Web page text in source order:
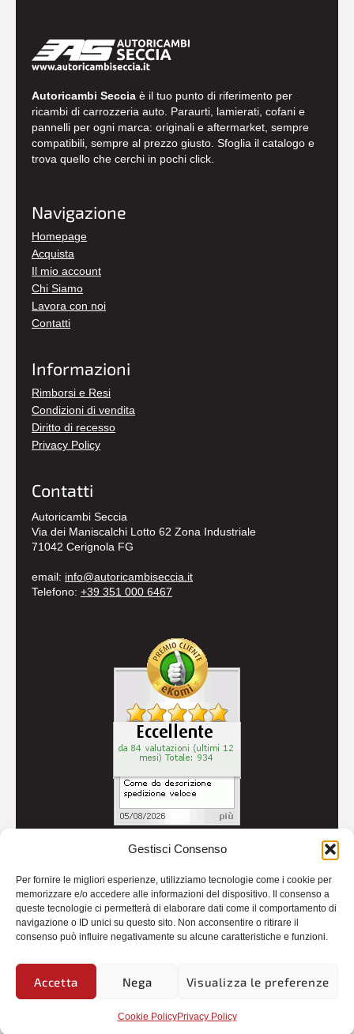
Gestisci Consenso
Per fornire le migliori esperienze, utilizziamo tecnologie come i cookie per
memorizzare e/o accedere alle informazioni del dispositivo. Il consenso a
queste tecnologie ci permetterà di elaborare dati come il comportamento di
navigazione o ID unici su questo sito. Non acconsentire o ritirare il
consenso può influire negativamente su alcune caratteristiche e funzioni.
Accetta Nega Visualizza le preferenze
Cookie PolicyPrivacy Policy
Autoricambi Seccia è il tuo punto di riferimento per
ricambi di carrozzeria auto. Paraurti, lamierati, cofani e
pannelli per ogni marca: originali e aftermarket, sempre
compatibili, sempre al prezzo giusto. Sfoglia il catalogo e
trova quello che cerchi in pochi click.
Navigazione
Homepage
Acquista
Il mio account
Chi Siamo
Lavora con noi
Contatti
Informazioni
Rimborsi e Resi
Condizioni di vendita
Diritto di recesso
Privacy Policy
Contatti
Autoricambi Seccia
Via dei Maniscalchi Lotto 62 Zona Industriale
71042 Cerignola FG
email: info@autoricambiseccia.it
Telefono: +39 351 000 6467
Credits